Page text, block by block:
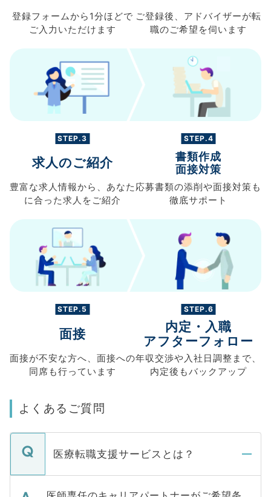
登録フォームから 1分ほどで
ご入力 いただけます
ご登録後、 アドバイザーが転
職のご希望を伺います
STEP.3
求人のご紹介
豊富な求人情報から、 あなた
に合った求人を ご紹介
STEP.4
書類作成
面接対策
応募書類の添削や面接対策も
徹底サポート
STEP.5
面接
面接が不安な方へ、 面接への
同席も行っています
STEP.6
内定・入職
アフターフォロー
年収交渉や入社日調整まで、
内定後もバックアップ
よくあるご質問
医療転職支援サービスとは？